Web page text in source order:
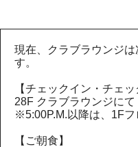
現在、クラブラウンジ
す
【チェックイン・チェッ
28F クラブラウンジにて
※5:00P.M.以降は、1Fフ
【ご朝食】